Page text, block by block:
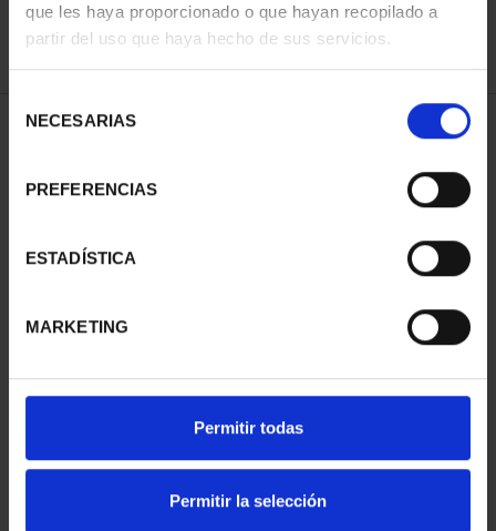
que les haya proporcionado o que hayan recopilado a
partir del uso que haya hecho de sus servicios.
NECESARIAS
PREFERENCIAS
ESTADÍSTICA
MARKETING
Permitir todas
Permitir la selección
REFINAR
1 Productos encontrados
CAPITALES ESPAÑOLAS
73,00 €